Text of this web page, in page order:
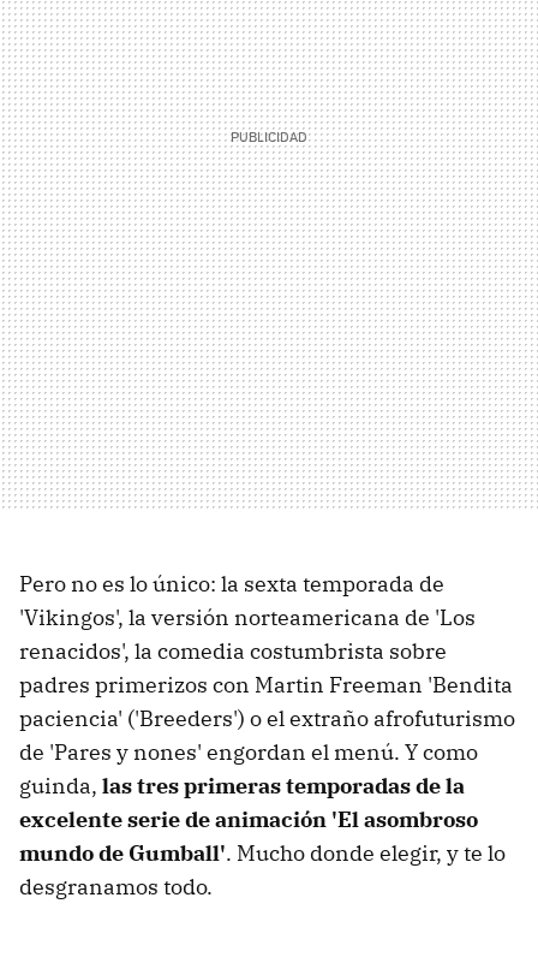
Pero no es lo único: la sexta temporada de
'Vikingos', la versión norteamericana de 'Los
renacidos', la comedia costumbrista sobre
padres primerizos con Martin Freeman 'Bendita
paciencia' ('Breeders') o el extraño afrofuturismo
de 'Pares y nones' engordan el menú. Y como
guinda, las tres primeras temporadas de la
excelente serie de animación 'El asombroso
mundo de Gumball'. Mucho donde elegir, y te lo
desgranamos todo.